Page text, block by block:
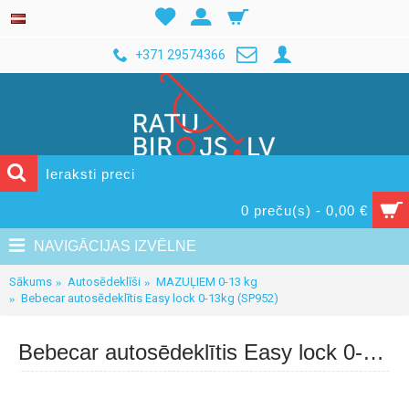
+371 29574366
0 preču(s) - 0,00 €
NAVIGĀCIJAS IZVĒLNE
Sākums Autosēdeklīši
MAZUĻIEM 0-13 kg
Bebecar autosēdeklītis Easy lock 0-13kg (SP952)
Bebecar autosēdeklītis Easy lock 0-13kg (SP952)